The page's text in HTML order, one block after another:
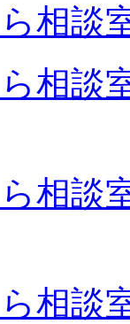
相談
相談
相談
相談